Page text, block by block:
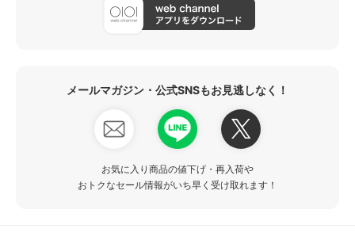
メールマガジン・公式SNSもお見逃しなく！
お気に入り商品の値下げ・再入荷や
おトクなセール情報がいち早く受け取れます！